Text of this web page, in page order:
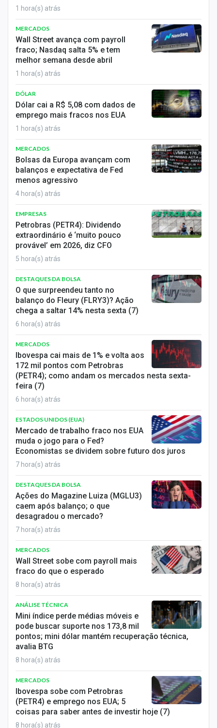
Marketing
Tecnologia
Conteúdo de Marca
Expediente
Contato
1 hora(s) atrás
MERCADOS
Wall Street avança com payroll
fraco; Nasdaq salta 5% e tem
melhor semana desde abril
1 hora(s) atrás
DÓLAR
Dólar cai a R$ 5,08 com dados de
emprego mais fracos nos EUA
1 hora(s) atrás
MERCADOS
Bolsas da Europa avançam com
balanços e expectativa de Fed
menos agressivo
4 hora(s) atrás
EMPRESAS
Petrobras (PETR4): Dividendo
extraordinário é ‘muito pouco
provável’ em 2026, diz CFO
5 hora(s) atrás
DESTAQUES DA BOLSA
O que surpreendeu tanto no
balanço do Fleury (FLRY3)? Ação
chega a saltar 14% nesta sexta (7)
6 hora(s) atrás
MERCADOS
Ibovespa cai mais de 1% e volta aos
172 mil pontos com Petrobras
(PETR4); como andam os mercados nesta sexta-
feira (7)
6 hora(s) atrás
ESTADOS UNIDOS (EUA)
Mercado de trabalho fraco nos EUA
muda o jogo para o Fed?
Economistas se dividem sobre futuro dos juros
7 hora(s) atrás
DESTAQUES DA BOLSA
Ações do Magazine Luiza (MGLU3)
caem após balanço; o que
desagradou o mercado?
7 hora(s) atrás
MERCADOS
Wall Street sobe com payroll mais
fraco do que o esperado
8 hora(s) atrás
ANÁLISE TÉCNICA
Mini índice perde médias móveis e
pode buscar suporte nos 173,8 mil
pontos; mini dólar mantém recuperação técnica,
avalia BTG
8 hora(s) atrás
MERCADOS
Ibovespa sobe com Petrobras
(PETR4) e emprego nos EUA; 5
coisas para saber antes de investir hoje (7)
8 hora(s) atrás